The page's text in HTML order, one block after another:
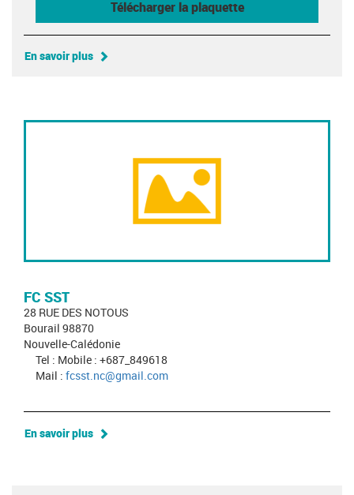
Télécharger la plaquette
En savoir plus
FC SST
28 RUE DES NOTOUS
Bourail 98870
Nouvelle-Calédonie
Tel : Mobile : +687_849618
Mail : fcsst.nc@gmail.com
En savoir plus